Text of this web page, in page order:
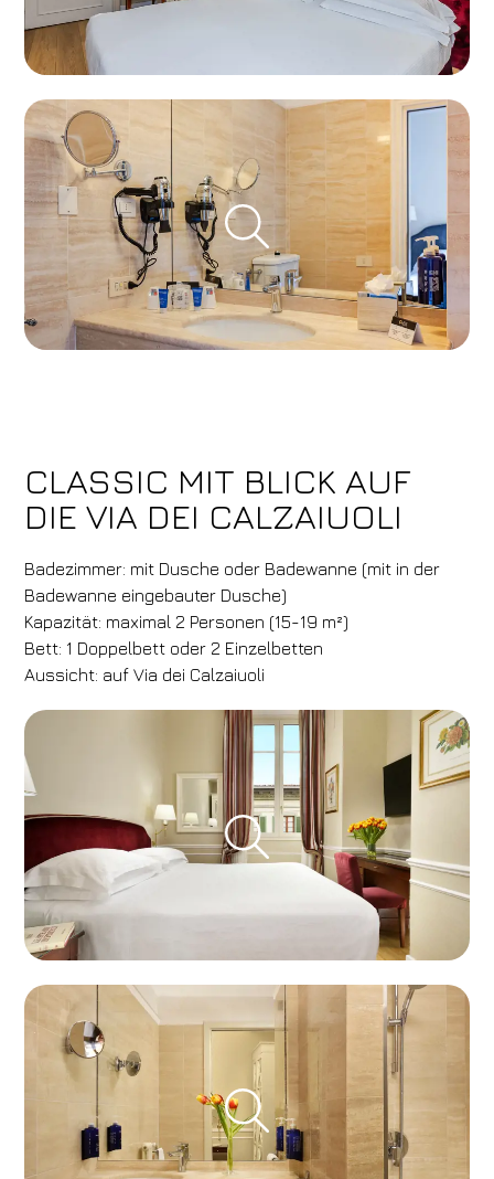
CLASSIC MIT BLICK AUF
DIE VIA DEI CALZAIUOLI
Badezimmer: mit Dusche oder Badewanne (mit in der
Badewanne eingebauter Dusche)
Kapazität: maximal 2 Personen (15-19 m²)
Bett: 1 Doppelbett oder 2 Einzelbetten
Aussicht: auf Via dei Calzaiuoli